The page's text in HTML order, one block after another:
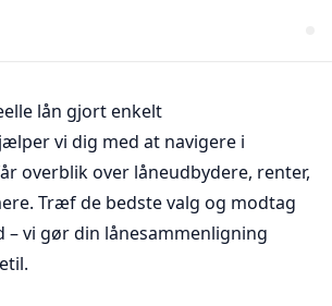
lån gjort enkelt
vi dig med at navigere i
overblik over låneudbydere, renter,
Træf de bedste valg og modtag
– vi gør din lånesammenligning